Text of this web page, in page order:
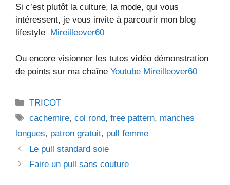
Si c’est plutôt la culture, la mode, qui vous
intéressent, je vous invite à parcourir mon blog
lifestyle
Mireilleover60
Ou encore visionner les tutos vidéo démonstration
de points sur ma chaîne Youtube Mireilleover60
Catégories
TRICOT
Étiquettes
cachemire,col rond,free pattern, manches
longues, patron gratuit, pull femme
Le pull standard soie
Faire un pull sans couture